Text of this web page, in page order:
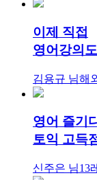
이제 직접
영어강의
김용규 님해
영어 즐기
토익 고득
신주은 님13